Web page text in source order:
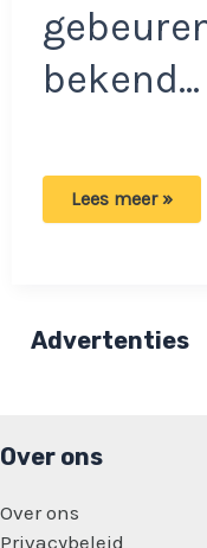
bekend…
Grote
brood!
Lees meer »
Advertenties
Over ons
Over ons
Privacybeleid